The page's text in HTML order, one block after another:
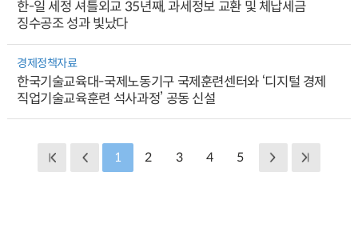
한-일 세정 셔틀외교 35년째, 과세정보 교환 및 체납세금
징수공조 성과 빛났다
경제정책자료
한국기술교육대-국제노동기구 국제훈련센터와 ‘디지털 경제
직업기술교육훈련 석사과정’ 공동 신설
1 2 3 4 5